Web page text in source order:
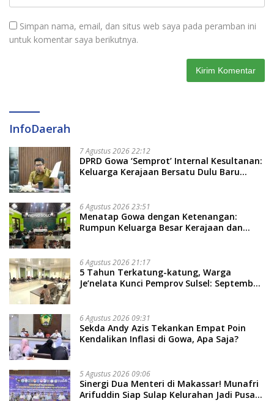
Simpan nama, email, dan situs web saya pada peramban ini
untuk komentar saya berikutnya.
InfoDaerah
7 Agustus 2026 22:12
DPRD Gowa ‘Semprot’ Internal Kesultanan:
Keluarga Kerajaan Bersatu Dulu Baru
6 Agustus 2026 23:51
Menatap Gowa dengan Ketenangan:
Rumpun Keluarga Besar Kerajaan dan
Soal Adat dan Adab
6 Agustus 2026 21:17
5 Tahun Terkatung-katung, Warga
Je’nelata Kunci Pemprov Sulsel: September
6 Agustus 2026 09:31
Sekda Andy Azis Tekankan Empat Poin
Kendalikan Inflasi di Gowa, Apa Saja?
5 Agustus 2026 09:06
Sinergi Dua Menteri di Makassar! Munafri
Arifuddin Siap Sulap Kelurahan Jadi Pusat